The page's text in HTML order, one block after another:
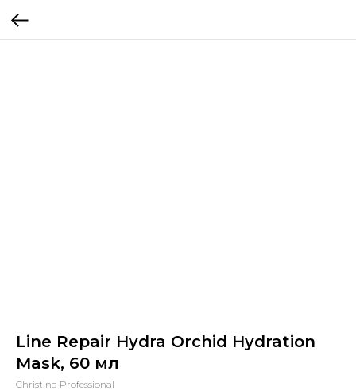
Line Repair Hydra Orchid Hydration
Mask, 60 мл
Christina Professional